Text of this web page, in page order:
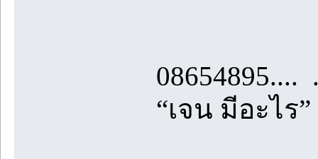
08654895....
“เจน มีอะไร”